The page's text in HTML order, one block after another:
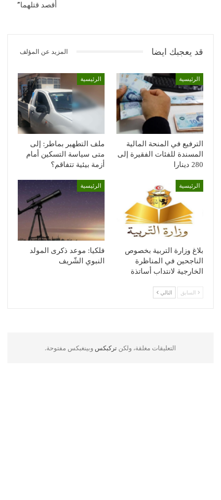
أقصد قتلهما”
قد يعجبك ايضا المزيد عن المؤلف
الرئيسية
الترفيع في المنحة المالية
المسندة للفئات الفقيرة إلى
280 دينارا
الرئيسية
ملف التطهير بماطر: إلى
متى سياسة التسكين أمام
أزمة بيئية تتفاقم؟
الرئيسية
بلاغ وزارة التربية بخصوص
الناجحين في المناظرة
الخارجية لانتداب أساتذة
الرئيسية
فلكيا: موعد ذكرى المولد
النبوي الشّريف
السابق التالي
التعليقات مغلقة، ولكن تركبكس وبينغبكس مفتوحة.